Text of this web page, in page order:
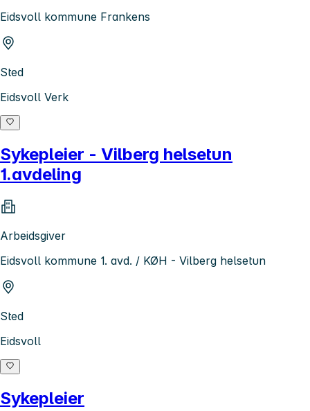
Eidsvoll kommune Frankens
Sted
Eidsvoll Verk
Sykepleier - Vilberg helsetun
1.avdeling
Arbeidsgiver
Eidsvoll kommune 1. avd. / KØH - Vilberg helsetun
Sted
Eidsvoll
Sykepleier